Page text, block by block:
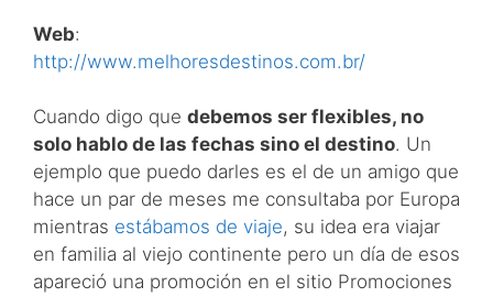
Web:
http://www.melhoresdestinos.com.br/
Cuando digo que debemos ser flexibles, no
solo hablo de las fechas sino el destino. Un
ejemplo que puedo darles es el de un amigo que
hace un par de meses me consultaba por Europa
mientras estábamos de viaje, su idea era viajar
en familia al viejo continente pero un día de esos
apareció una promoción en el sitio Promociones